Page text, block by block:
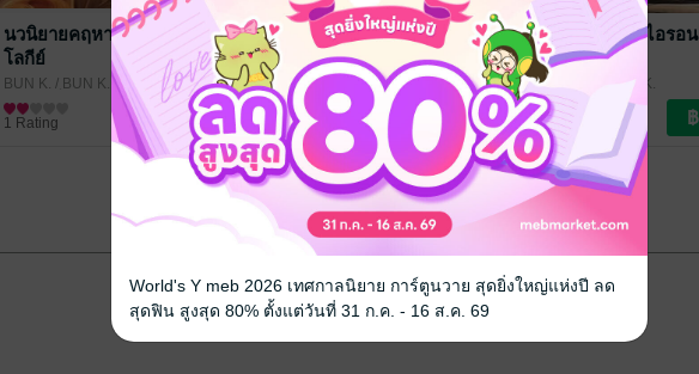
นวนิยายคฤหาสน์มั่วคาว
โลกีย์
BUN K. / ฺBUN K.
นิยายโรมานซ์
1 Rating
บทสรุปเกมส์โก โก แอ็ค
แมน 3
BUN K.
/ ฺBUN K.
สาระบันเทิง
No Rating
บทสรุปเกมส์ไอรอน
คอมมานโด
/ ฺBUN K.
สาระบันเทิง
No Rating
World's Y meb 2026 เทศกาลนิยาย การ์ตูนวาย สุดยิ่งใหญ่แห่งปี ลด
สุดฟิน สูงสุด 80% ตั้งแต่วันที่ 31 ก.ค. - 16 ส.ค. 69